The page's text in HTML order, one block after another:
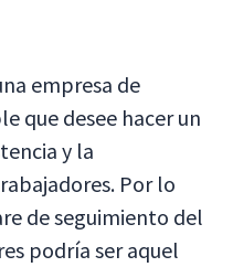
empresa de
que desee hacer un
y la
Por lo
de seguimiento del
podría ser aquel